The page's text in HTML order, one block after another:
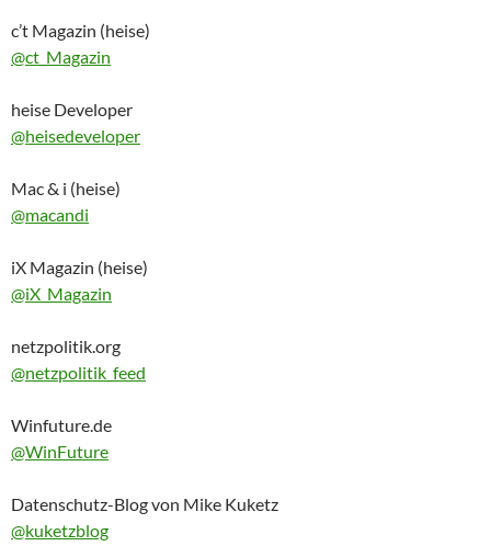
c’t Magazin (heise)
@ct_Magazin
heise Developer
@heisedeveloper
Mac & i (heise)
@macandi
iX Magazin (heise)
@iX_Magazin
netzpolitik.org
@netzpolitik_feed
Winfuture.de
@WinFuture
Datenschutz-Blog von Mike Kuketz
@kuketzblog